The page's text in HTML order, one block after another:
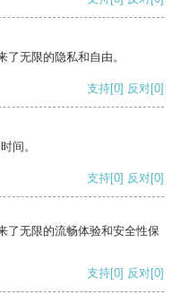
无限的隐私和自由。
支持[0] 反对[0]
间。
支持[0] 反对[0]
了无限的流畅体验和安全性保
支持[0] 反对[0]